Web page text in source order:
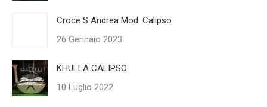
Croce S Andrea Mod. Calipso
26 Gennaio 2023
KHULLA CALIPSO
10 Luglio 2022